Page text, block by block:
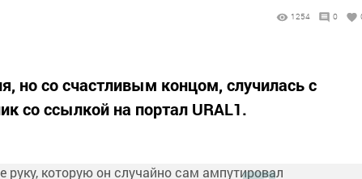
1254 0
но со счастливым концом, случилась с
со ссылкой на портал URAL1.